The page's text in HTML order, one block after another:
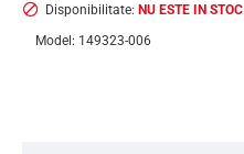
Disponibilitate: NU ESTE IN STOC
Model: 149323-006